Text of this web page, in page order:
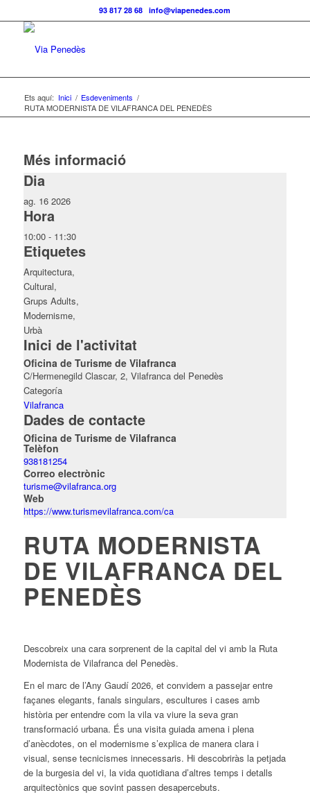
Telf.:93 817 28 68 |info@viapenedes.com
Ets aquí: Inici / Esdeveniments /
RUTA MODERNISTA DE VILAFRANCA DEL PENEDÈS
Més informació
Dia
ag. 16 2026
Hora
10:00 - 11:30
Etiquetes
Arquitectura,
Cultural,
Grups Adults,
Modernisme,
Urbà
Inici de l'activitat
Oficina de Turisme de Vilafranca
C/Hermenegild Clascar, 2, Vilafranca del Penedès
Categoría
Vilafranca
Dades de contacte
Oficina de Turisme de Vilafranca
Telèfon
938181254
Correo electrònic
turisme@vilafranca.org
Web
https://www.turismevilafranca.com/ca
RUTA MODERNISTA
DE VILAFRANCA DEL
PENEDÈS
Descobreix una cara sorprenent de la capital del vi amb la Ruta
Modernista de Vilafranca del Penedès.
En el marc de l’Any Gaudí 2026, et convidem a passejar entre
façanes elegants, fanals singulars, escultures i cases amb
història per entendre com la vila va viure la seva gran
transformació urbana. És una visita guiada amena i plena
d’anècdotes, on el modernisme s’explica de manera clara i
visual, sense tecnicismes innecessaris. Hi descobriràs la petjada
de la burgesia del vi, la vida quotidiana d’altres temps i detalls
arquitectònics que sovint passen desapercebuts.